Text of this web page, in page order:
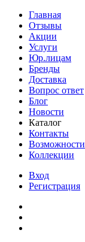
Главная
Отзывы
Акции
Услуги
Юр.лицам
Бренды
Доставка
Вопрос ответ
Блог
Новости
Каталог
Контакты
Возможности
Коллекции
Вход
Регистрация